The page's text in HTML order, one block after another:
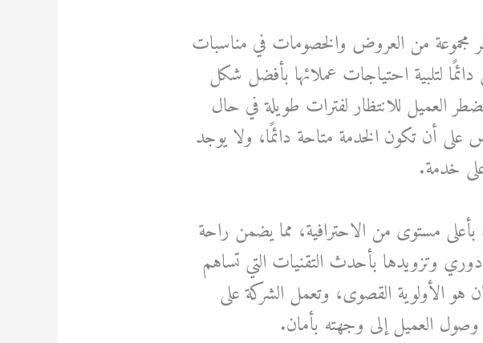
مجموعة من العروض والخصومات في مناسبات
لتلبية احتياجات عملائها بأفضل شكل
العميل للانتظار لفترات طويلة في حال
أن تكون الخدمة متاحة دائمًا، ولا يوجد
خدمة.
مستوى من الاحترافية، مما يضمن راحة
دوري وتزويدها بأحدث التقنيات التي تساهم
هو الأولوية القصوى، وتعمل الشركة على
وصول العميل إلى وجهته بأمان.